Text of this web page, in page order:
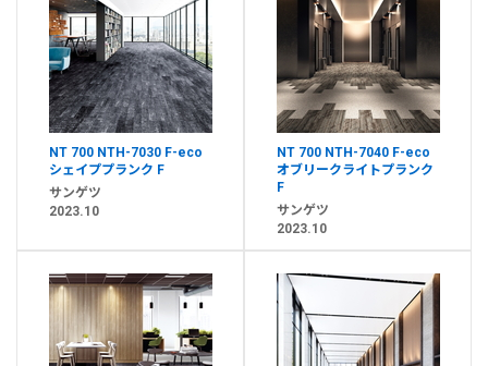
NT 700 NTH-7030 F-eco
シェイププランク F
サンゲツ
2023.10
NT 700 NTH-7040 F-eco
オブリークライトプランク
F
サンゲツ
2023.10